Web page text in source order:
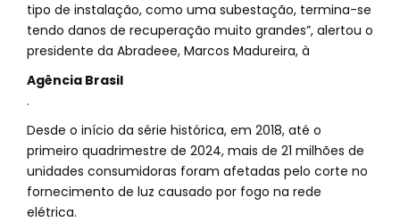
tipo de instalação, como uma subestação, termina-se
tendo danos de recuperação muito grandes”, alertou o
presidente da Abradeee, Marcos Madureira, à
Agência Brasil
.
Desde o início da série histórica, em 2018, até o
primeiro quadrimestre de 2024, mais de 21 milhões de
unidades consumidoras foram afetadas pelo corte no
fornecimento de luz causado por fogo na rede
elétrica.